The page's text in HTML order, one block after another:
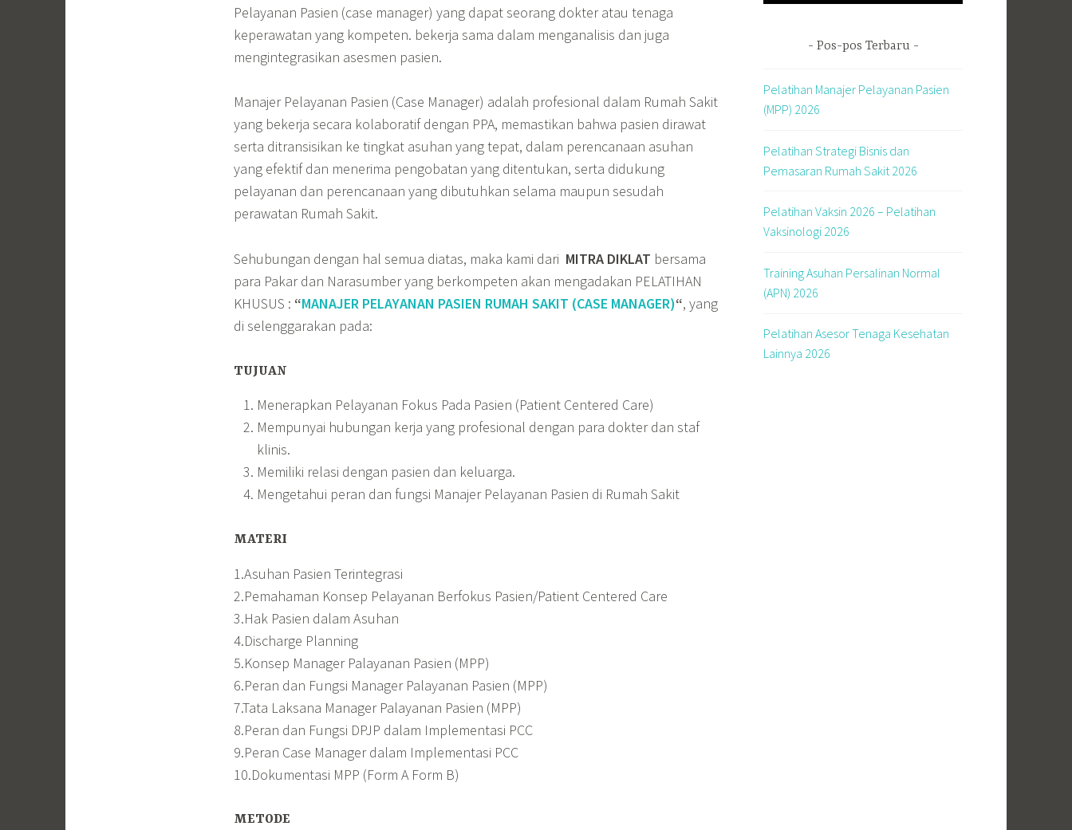
Pelayanan Pasien (case manager) yang dapat seorang dokter atau tenaga
keperawatan yang kompeten. bekerja sama dalam menganalisis dan juga
mengintegrasikan asesmen pasien.
Manajer Pelayanan Pasien (Case Manager) adalah profesional dalam Rumah Sakit
yang bekerja secara kolaboratif dengan PPA, memastikan bahwa pasien dirawat
serta ditransisikan ke tingkat asuhan yang tepat, dalam perencanaan asuhan
yang efektif dan menerima pengobatan yang ditentukan, serta didukung
pelayanan dan perencanaan yang dibutuhkan selama maupun sesudah
perawatan Rumah Sakit.
Sehubungan dengan hal semua diatas, maka kami dari MITRA DIKLAT bersama
para Pakar dan Narasumber yang berkompeten akan mengadakan PELATIHAN
KHUSUS : “MANAJER PELAYANAN PASIEN RUMAH SAKIT (CASE MANAGER)“, yang
di selenggarakan pada:
TUJUAN
Menerapkan Pelayanan Fokus Pada Pasien (Patient Centered Care)
Mempunyai hubungan kerja yang profesional dengan para dokter dan staf
klinis.
Memiliki relasi dengan pasien dan keluarga.
Mengetahui peran dan fungsi Manajer Pelayanan Pasien di Rumah Sakit
MATERI
1.Asuhan Pasien Terintegrasi
2.Pemahaman Konsep Pelayanan Berfokus Pasien/Patient Centered Care
3.Hak Pasien dalam Asuhan
4.Discharge Planning
5.Konsep Manager Palayanan Pasien (MPP)
6.Peran dan Fungsi Manager Palayanan Pasien (MPP)
7.Tata Laksana Manager Palayanan Pasien (MPP)
8.Peran dan Fungsi DPJP dalam Implementasi PCC
9.Peran Case Manager dalam Implementasi PCC
10.Dokumentasi MPP (Form A Form B)
METODE
Pos-pos Terbaru
Pelatihan Manajer Pelayanan Pasien
(MPP) 2026
Pelatihan Strategi Bisnis dan
Pemasaran Rumah Sakit 2026
Pelatihan Vaksin 2026 – Pelatihan
Vaksinologi 2026
Training Asuhan Persalinan Normal
(APN) 2026
Pelatihan Asesor Tenaga Kesehatan
Lainnya 2026